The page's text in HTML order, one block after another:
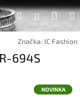
Hledat
Značka: JC Fashion
694S
NOVINKA